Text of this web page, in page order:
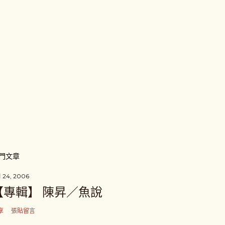
文章
24, 2006
專輯】 陳昇／魚說
張貼留言